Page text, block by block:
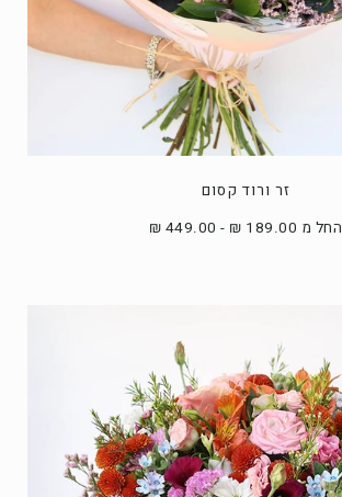
זר ורוד קסום
החל מ 189.00 ₪ - 449.00 ₪